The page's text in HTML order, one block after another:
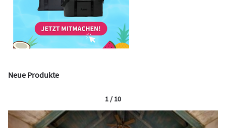
Neue Produkte
1 / 10